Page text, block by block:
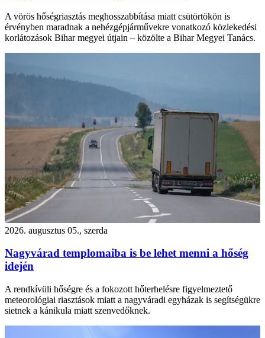
A vörös hőségriasztás meghosszabbítása miatt csütörtökön is
érvényben maradnak a nehézgépjárművekre vonatkozó közlekedési
korlátozások Bihar megyei útjain – közölte a Bihar Megyei Tanács.
2026. augusztus 05., szerda
Nagyvárad templomaiba is be lehet menni a hőség
idején
A rendkívüli hőségre és a fokozott hőterhelésre figyelmeztető
meteorológiai riasztások miatt a nagyváradi egyházak is segítségükre
sietnek a kánikula miatt szenvedőknek.